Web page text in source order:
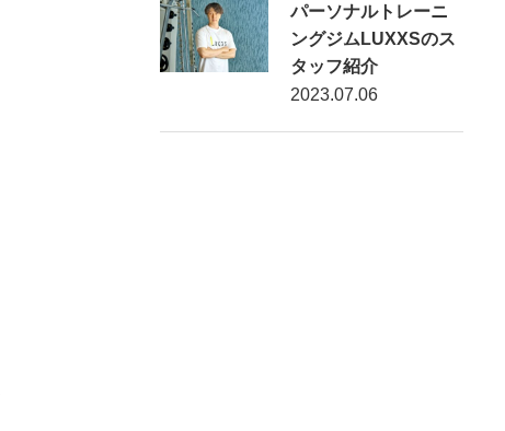
パーソナルトレーニ
ングジムLUXXSのス
タッフ紹介
2023.07.06